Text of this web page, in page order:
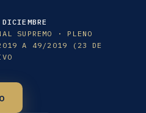
SUPREMO · PLENO
2019 A 49/2019 (23 DE